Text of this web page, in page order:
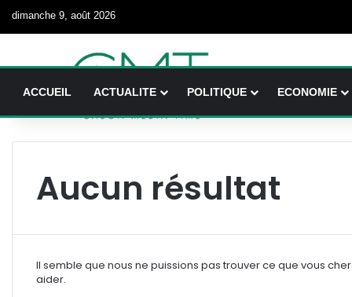
dimanche 9, août 2026
ACCUEIL ACTUALITE POLITIQUE ECONOMIE
Aucun résultat
Il semble que nous ne puissions pas trouver ce que vous
aider.